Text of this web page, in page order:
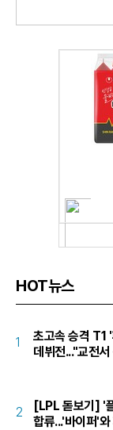
HOT뉴스
1
초고속 승격 T1
데뷔전..."교전
2
[LPL 돋보기] '
합류...'바이퍼'와